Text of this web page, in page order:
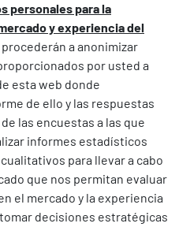
personales para la
y experiencia del
a anonimizar
por usted a
esta web donde
de ello y las respuestas
las encuestas a las que
informes estadísticos
para llevar a cabo
que nos permitan evaluar
el mercado y la experiencia
decisiones estratégicas